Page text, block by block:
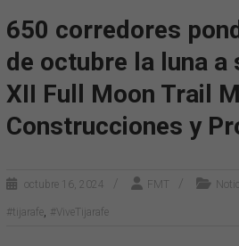
650 corredores
de octubre la luna a
XII Full Moon Trail
Construcciones y
octubre 16, 2024 FMT
#tijarafe, #ViveTijarafe